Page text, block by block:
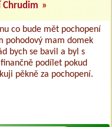
Chrudim »
co bude mět pochopení
pohodový mam domek
bych se bavil a byl s
podílet pokud
pěkně za pochopení.